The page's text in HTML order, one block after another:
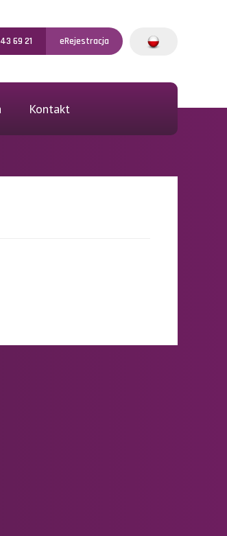
69 21 eRejestracja
Kontakt